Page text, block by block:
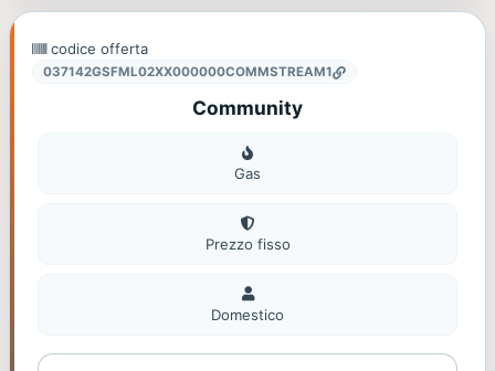
codice offerta
037142GSFML02XX000000COMMSTREAM1
Community
Gas
Gas
Prezzo fisso
Domestico
Domestico